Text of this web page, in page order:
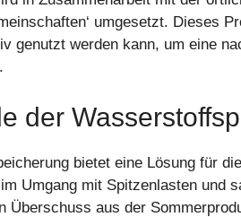
umgesetzt. Dieses
genutzt werden kann, um eine
der
bietet eine Lösung für
Umgang mit Spitzenlasten und
Überschuss aus der